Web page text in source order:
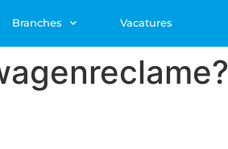
Branches Vacatures